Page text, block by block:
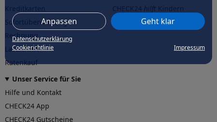
Anpassen Geht klar
Datenschutzerklärung
Cookierichtlinie
Impressum
Sofortüberweisung
Rechnung
Lastschrift
Ratenkauf
CHECK24hilftder Natur
Unser Service für Sie
Hilfe und Kontakt
CHECK24 App
CHECK24 Gutscheine